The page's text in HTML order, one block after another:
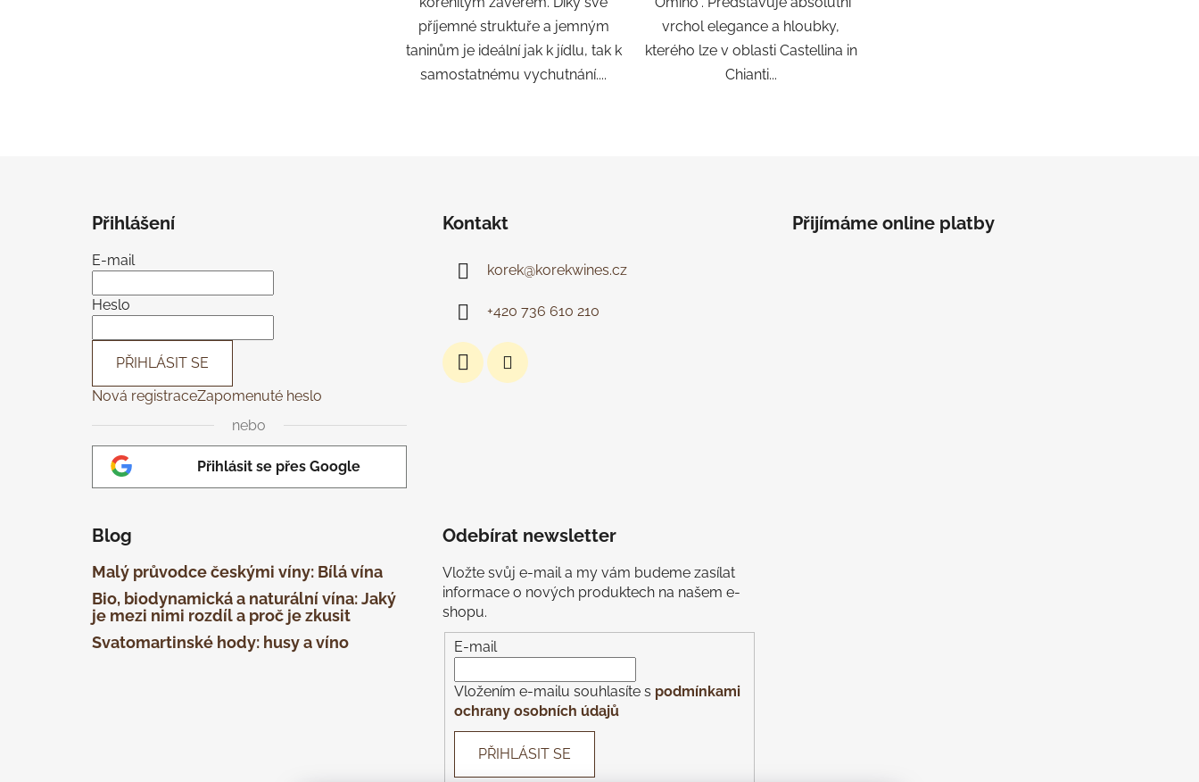
příjemné struktuře a jemným
taninům je ideální jak k jídlu, tak k
samostatnému vychutnání....
vrchol elegance a hloubky,
kterého lze v oblasti Castellina in
Chianti...
Přihlášení
E-mail
Heslo
PŘIHLÁSIT SE
Nová registraceZapomenuté heslo
nebo
Přihlásit se přes Google
Kontakt
korek@korekwines.cz
+420 736 610 210
Přijímáme online platby
Blog
Malý průvodce českými víny: Bílá vína
Bio, biodynamická a naturální vína: Jaký
je mezi nimi rozdíl a proč je zkusit
Svatomartinské hody: husy a víno
Odebírat newsletter
Vložte svůj e-mail a my vám budeme zasílat
informace o nových produktech na našem e-
shopu.
E-mail
Vložením e-mailu souhlasíte s podmínkami
ochrany osobních údajů
PŘIHLÁSIT SE